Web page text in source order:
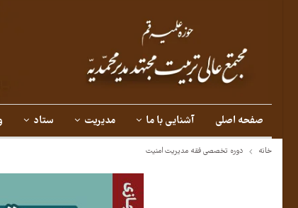
صفحه اصلی آشنایی با ما مدیریت ستاد
خانه دوره تخصصی فقه مدیریت امنیت